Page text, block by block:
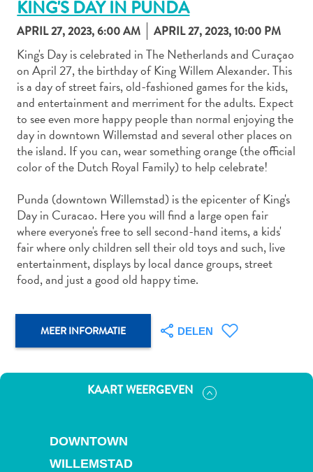
Autoverhuur
Bezienswaardigheden
Diversen
Duik-
en
snorkelplekken
Duikoperators
en
drinken
Kunst
en
cultuur
Landactiviteiten
Nachtleven
entertainment
wellness
KING'S DAY IN PUNDA
APRIL 27, 2023, 6:00 AM APRIL 27, 2023, 10:00 PM
King's Day is celebrated in The Netherlands and Curaçao
on April 27, the birthday of King Willem Alexander. This
is a day of street fairs, old-fashioned games for the kids,
and entertainment and merriment for the adults. Expect
to see even more happy people than normal enjoying the
day in downtown Willemstad and several other places on
the island. If you can, wear something orange (the official
color of the Dutch Royal Family) to help celebrate!
Punda (downtown Willemstad) is the epicenter of King's
Day in Curacao. Here you will find a large open fair
where everyone's free to sell second-hand items, a kids'
fair where only children sell their old toys and such, live
entertainment, displays by local dance groups, street
food, and just a good old happy time.
MEER INFORMATIE DELEN
KAART WEERGEVEN
DOWNTOWN
WILLEMSTAD